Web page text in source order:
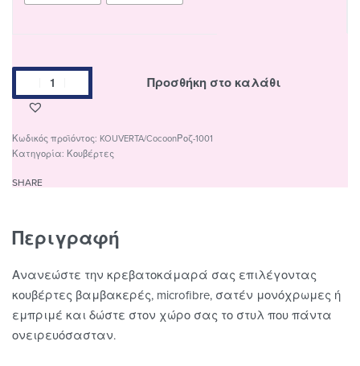
Προσθήκη στο καλάθι
KOUVERTA/CocoonΡοζ-1001
Κατηγορία: Κουβέρτες
SHARE
Περιγραφή
Ανανεώστε την κρεβατοκάμαρά σας επιλέγοντας
κουβέρτες βαμβακερές, microfibre, σατέν μονόχρωμες ή
εμπριμέ και δώστε στον χώρο σας το στυλ που πάντα
ονειρευόσασταν.